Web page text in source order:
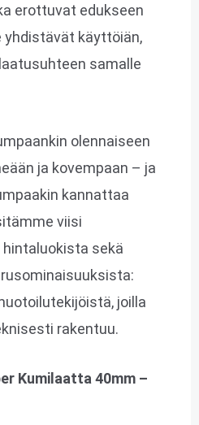
erottuvat edukseen
yhdistävät käyttöiän,
samalle
olennaiseen
ja kovempaan – ja
kannattaa
viisi
sekä
joilla
rakentuu.
Kumilaatta 40mm –